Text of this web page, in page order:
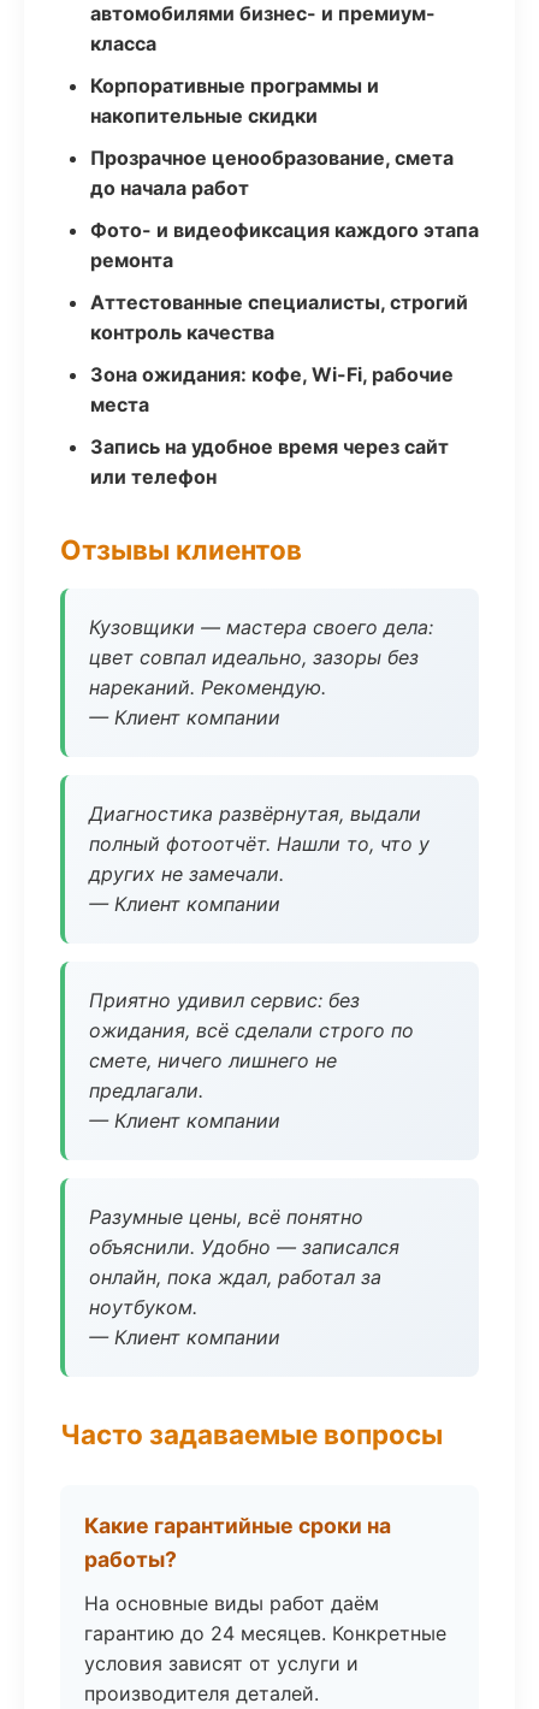
автомобилями бизнес- и премиум-
класса
Корпоративные программы и
накопительные скидки
Прозрачное ценообразование, смета
до начала работ
Фото- и видеофиксация каждого этапа
ремонта
Аттестованные специалисты, строгий
контроль качества
Зона ожидания: кофе, Wi-Fi, рабочие
места
Запись на удобное время через сайт
или телефон
Отзывы клиентов
Кузовщики — мастера своего дела:
цвет совпал идеально, зазоры без
нареканий. Рекомендую.
— Клиент компании
Диагностика развёрнутая, выдали
полный фотоотчёт. Нашли то, что у
других не замечали.
— Клиент компании
Приятно удивил сервис: без
ожидания, всё сделали строго по
смете, ничего лишнего не
предлагали.
— Клиент компании
Разумные цены, всё понятно
объяснили. Удобно — записался
онлайн, пока ждал, работал за
ноутбуком.
— Клиент компании
Часто задаваемые вопросы
Какие гарантийные сроки на
работы?
На основные виды работ даём
гарантию до 24 месяцев. Конкретные
условия зависят от услуги и
производителя деталей.